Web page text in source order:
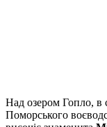
Над озером Гопло, в
Поморського